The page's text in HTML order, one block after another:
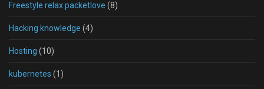
Freestyle relax packetlove (8)
Hacking knowledge (4)
Hosting (10)
kubernetes (1)